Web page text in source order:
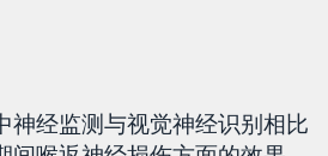
神经监测与视觉神经识别相比